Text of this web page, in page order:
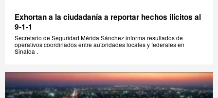
Exhortan a la ciudadanía a reportar hechos ilícitos al
9-1-1
Secretario de Seguridad Mérida Sánchez informa resultados de
operativos coordinados entre autoridades locales y federales en
Sinaloa .